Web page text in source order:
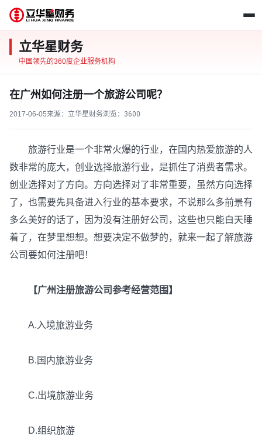
立华星财务
中国领先的360度企业服务机构
在广州如何注册一个旅游公司呢？
2017-06-05来源：立华星财务浏览： 3600
旅游行业是一个非常火爆的行业，在国内热爱旅游的人
数非常的庞大，创业选择旅游行业，是抓住了消费者需求。
创业选择对了方向。方向选择对了非常重要，虽然方向选择
了，也需要先具备进入行业的基本要求，不说那么多前景有
多么美好的话了，因为没有注册好公司，这些也只能白天睡
着了，在梦里想想。想要决定不做梦的，就来一起了解旅游
公司要如何注册吧！
【广州注册旅游公司参考经营范围】
A.入境旅游业务
B.国内旅游业务
C.出境旅游业务
D.组织旅游